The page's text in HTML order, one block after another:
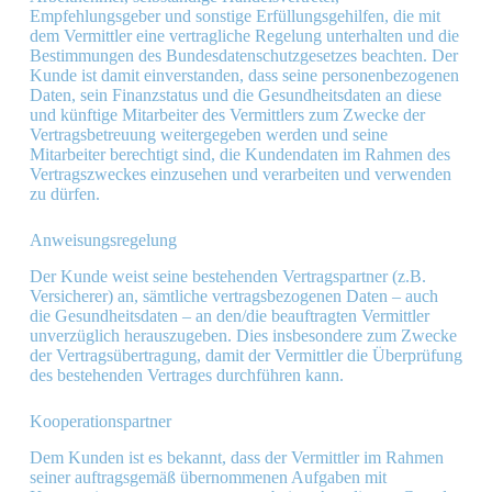
Empfehlungsgeber und sonstige Erfüllungsgehilfen, die mit
dem Vermittler eine vertragliche Regelung unterhalten und die
Bestimmungen des Bundesdatenschutzgesetzes beachten. Der
Kunde ist damit einverstanden, dass seine personenbezogenen
Daten, sein Finanzstatus und die Gesundheitsdaten an diese
und künftige Mitarbeiter des Vermittlers zum Zwecke der
Vertragsbetreuung weitergegeben werden und seine
Mitarbeiter berechtigt sind, die Kundendaten im Rahmen des
Vertragszweckes einzusehen und verarbeiten und verwenden
zu dürfen.
Anweisungsregelung
Der Kunde weist seine bestehenden Vertragspartner (z.B.
Versicherer) an, sämtliche vertragsbezogenen Daten – auch
die Gesundheitsdaten – an den/die beauftragten Vermittler
unverzüglich herauszugeben. Dies insbesondere zum Zwecke
der Vertragsübertragung, damit der Vermittler die Überprüfung
des bestehenden Vertrages durchführen kann.
Kooperationspartner
Dem Kunden ist es bekannt, dass der Vermittler im Rahmen
seiner auftragsgemäß übernommenen Aufgaben mit